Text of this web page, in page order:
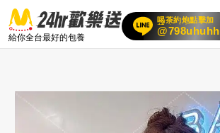
給你全台最好的包養
喝茶約炮點擊加
賴
24小時客服在線
@798uhuhh